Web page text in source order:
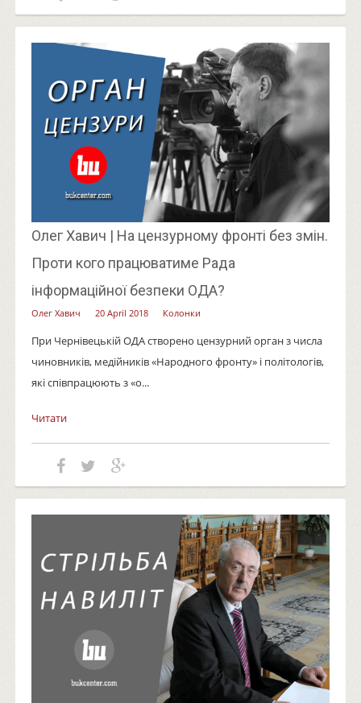
Олег Хавич | На цензурному фронті без змін.
Проти кого працюватиме Рада
інформаційної безпеки ОДА?
Олег Хавич 20 April 2018 Колонки
При Чернівецькій ОДА створено цензурний орган з числа
чиновників, медійників «Народного фронту» і політологів,
які співпрацюють з «о...
Читати